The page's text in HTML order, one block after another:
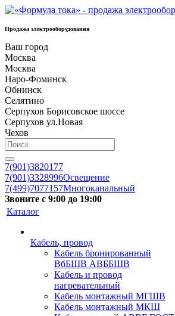
Продажа электрооборудования
Ваш город
Москва
Москва
Наро-Фоминск
Обнинск
Селятино
Серпухов Борисовское шоссе
Серпухов ул.Новая
Чехов
7(901)3820177
7(901)3328996Освещение
7(499)7077157Многоканальный
Звоните с 9:00 до 19:00
Каталог
Кабель, провод
Кабель бронированный
ВбБШВ АВББШВ
Кабель и провод
нагревательный
Кабель монтажный МГШВ
Кабель монтажный МКШ